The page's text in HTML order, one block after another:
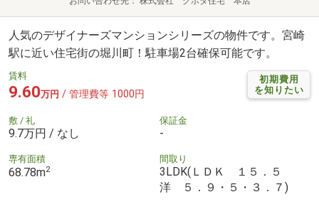
人気のデザイナーズマンションシリーズの物件です。宮崎
駅に近い住宅街の堀川町！駐車場2台確保可能です。
初期費用
を知りたい
賃料
9.60万円 / 管理費等 1000円
敷 / 礼
9.7万円 / なし
保証金
-
専有面積
68.78m2
間取り
3LDK(ＬＤＫ １５．５
洋 ５．９・５・３．７)